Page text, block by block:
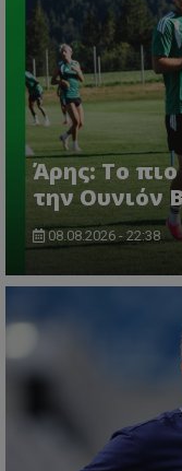
Άρης: Το
την Ουνιόν
08.08.2026 - 22:38